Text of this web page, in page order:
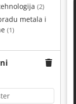
(2)
metala i
(1)